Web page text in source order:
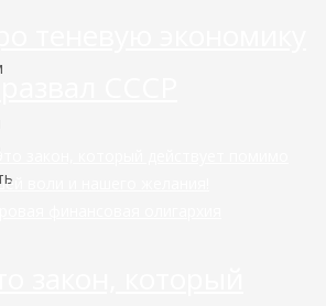
теневую экономику
СССР
финансовая олигархия
закон, который